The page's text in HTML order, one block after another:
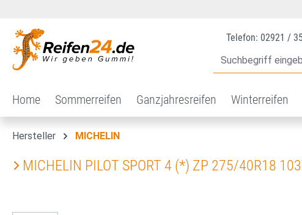
Telefon: 02921 /
Home Sommerreifen Ganzjahresreifen Winterreifen
Hersteller MICHELIN
MICHELIN PILOT SPORT 4 (*) ZP 275/40R18